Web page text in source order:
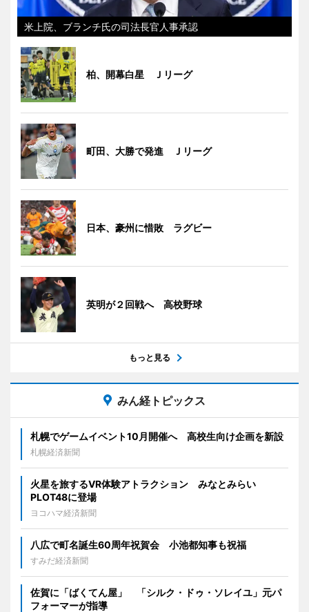
米上院、ブランチ氏の司法長官人事承認
柏、開幕白星 Ｊリーグ
町田、大勝で発進 Ｊリーグ
日本、豪州に惜敗 ラグビー
英明が２回戦へ 高校野球
もっと見る
みん経トピックス
札幌でゲームイベント10月開催へ 高校生向け企画を新設
札幌経済新聞
火星を旅するVR体験アトラクション みなとみらい
PLOT48に登場
ヨコハマ経済新聞
八広で町名誕生60周年祝賀会 小池都知事も祝福
すみだ経済新聞
佐賀に「ばくてん屋」 「シルク・ドゥ・ソレイユ」元パ
フォーマーが指導